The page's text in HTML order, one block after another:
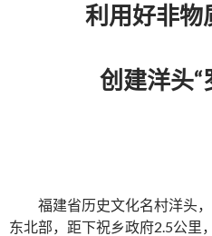
利用好非物
创建洋头“
福建省历史文化名村洋头
东北部，距下祝乡政府2.5公里